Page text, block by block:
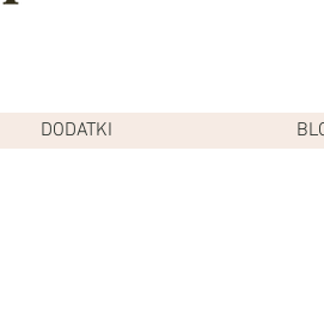
DODATKI